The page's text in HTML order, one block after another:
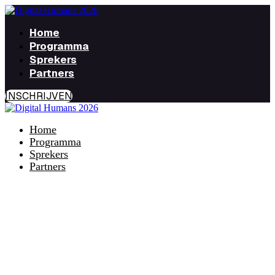
Home
Programma
Sprekers
Partners
INSCHRIJVEN
Home
Programma
Sprekers
Partners